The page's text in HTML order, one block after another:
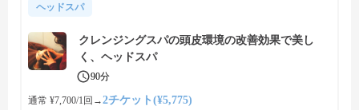
ヘッドスパ
クレンジングスパの頭皮環境の改善効果で美し
く、ヘッドスパ
90分
通常 ¥7,700/1回 →2チケット(¥5,775)